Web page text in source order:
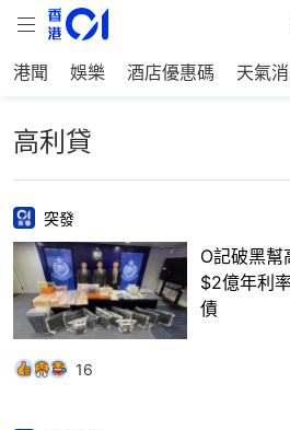
港聞 娛樂 酒店優惠碼 天氣
高利貸
突發
O記破黑
$2億年利
債
16